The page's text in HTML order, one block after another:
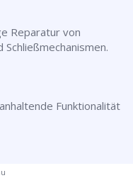
Reparatur von
Funktionalität